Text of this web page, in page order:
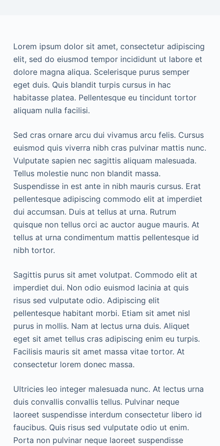
Lorem ipsum dolor sit amet, consectetur adipiscing
elit, sed do eiusmod tempor incididunt ut labore et
dolore magna aliqua. Scelerisque purus semper
eget duis. Quis blandit turpis cursus in hac
habitasse platea. Pellentesque eu tincidunt tortor
aliquam nulla facilisi.
Sed cras ornare arcu dui vivamus arcu felis. Cursus
euismod quis viverra nibh cras pulvinar mattis nunc.
Vulputate sapien nec sagittis aliquam malesuada.
Tellus molestie nunc non blandit massa.
Suspendisse in est ante in nibh mauris cursus. Erat
pellentesque adipiscing commodo elit at imperdiet
dui accumsan. Duis at tellus at urna. Rutrum
quisque non tellus orci ac auctor augue mauris. At
tellus at urna condimentum mattis pellentesque id
nibh tortor.
Sagittis purus sit amet volutpat. Commodo elit at
imperdiet dui. Non odio euismod lacinia at quis
risus sed vulputate odio. Adipiscing elit
pellentesque habitant morbi. Etiam sit amet nisl
purus in mollis. Nam at lectus urna duis. Aliquet
eget sit amet tellus cras adipiscing enim eu turpis.
Facilisis mauris sit amet massa vitae tortor. At
consectetur lorem donec massa.
Ultricies leo integer malesuada nunc. At lectus urna
duis convallis convallis tellus. Pulvinar neque
laoreet suspendisse interdum consectetur libero id
faucibus. Quis risus sed vulputate odio ut enim.
Porta non pulvinar neque laoreet suspendisse